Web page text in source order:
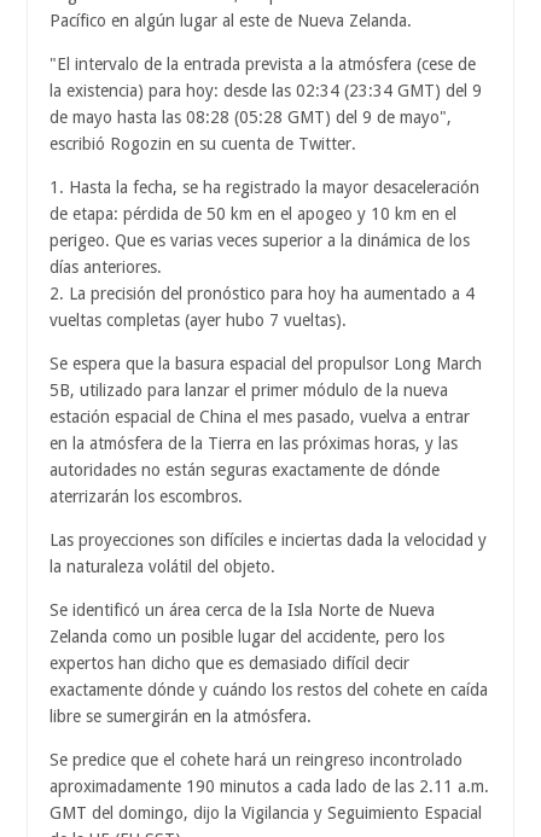
Pacífico en algún lugar al este de Nueva Zelanda.
"El intervalo de la entrada prevista a la atmósfera (cese de
la existencia) para hoy: desde las 02:34 (23:34 GMT) del 9
de mayo hasta las 08:28 (05:28 GMT) del 9 de mayo",
escribió Rogozin en su cuenta de Twitter.
1. Hasta la fecha, se ha registrado la mayor desaceleración
de etapa: pérdida de 50 km en el apogeo y 10 km en el
perigeo. Que es varias veces superior a la dinámica de los
días anteriores.
2. La precisión del pronóstico para hoy ha aumentado a 4
vueltas completas (ayer hubo 7 vueltas).
Se espera que la basura espacial del propulsor Long March
5B, utilizado para lanzar el primer módulo de la nueva
estación espacial de China el mes pasado, vuelva a entrar
en la atmósfera de la Tierra en las próximas horas, y las
autoridades no están seguras exactamente de dónde
aterrizarán los escombros.
Las proyecciones son difíciles e inciertas dada la velocidad y
la naturaleza volátil del objeto.
Se identificó un área cerca de la Isla Norte de Nueva
Zelanda como un posible lugar del accidente, pero los
expertos han dicho que es demasiado difícil decir
exactamente dónde y cuándo los restos del cohete en caída
libre se sumergirán en la atmósfera.
Se predice que el cohete hará un reingreso incontrolado
aproximadamente 190 minutos a cada lado de las 2.11 a.m.
GMT del domingo, dijo la Vigilancia y Seguimiento Espacial